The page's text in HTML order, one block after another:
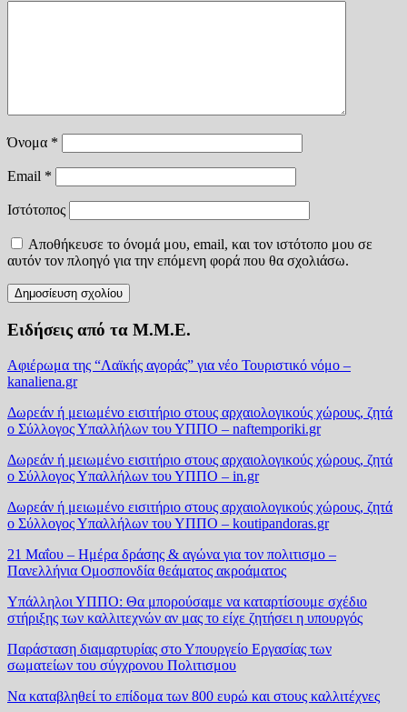
Όνομα *
Email *
Ιστότοπος
Αποθήκευσε το όνομά μου, email, και τον ιστότοπο μου σε
αυτόν τον πλοηγό για την επόμενη φορά που θα σχολιάσω.
Ειδήσεις από τα Μ.Μ.Ε.
Αφιέρωμα της “Λαϊκής αγοράς” για νέο Τουριστικό νόμο –
kanaliena.gr
Δωρεάν ή μειωμένο εισιτήριο στους αρχαιολογικούς χώρους, ζητά
ο Σύλλογος Υπαλλήλων του ΥΠΠΟ – naftemporiki.gr
Δωρεάν ή μειωμένο εισιτήριο στους αρχαιολογικούς χώρους, ζητά
ο Σύλλογος Υπαλλήλων του ΥΠΠΟ – in.gr
Δωρεάν ή μειωμένο εισιτήριο στους αρχαιολογικούς χώρους, ζητά
ο Σύλλογος Υπαλλήλων του ΥΠΠΟ – koutipandoras.gr
21 Μαΐου – Ημέρα δράσης & αγώνα για τον πολιτισμο –
Πανελλήνια Ομοσπονδία θεάματος ακροάματος
Υπάλληλοι ΥΠΠΟ: Θα μπορούσαμε να καταρτίσουμε σχέδιο
στήριξης των καλλιτεχνών αν μας το είχε ζητήσει η υπουργός
Παράσταση διαμαρτυρίας στο Υπουργείο Εργασίας των
σωματείων του σύγχρονου Πολιτισμου
Να καταβληθεί το επίδομα των 800 ευρώ και στους καλλιτέχνες